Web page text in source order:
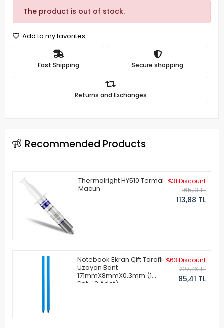
The product is out of stock.
Add to my favorites
Fast Shipping Secure shopping
Returns and Exchanges
Recommended Products
Thermalright HY510 Termal
Macun
%31 Discount
165,13 TL
113,88 TL
Notebook Ekran Çift Taraflı
Uzayan Bant
171mmX8mmX0.3mm (1
Set - 2 Adet)
%63 Discount
227,76 TL
85,41 TL